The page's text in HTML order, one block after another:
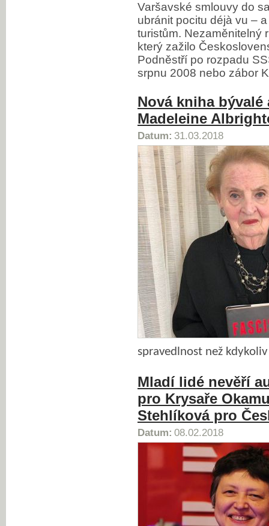
Varšavské smlouvy do
ubránit pocitu déjà vu –
turistům. Nezaměnitelný
který zažilo
Podněstří po rozpadu
srpnu 2008 nebo zábor
Nová kniha
Madeleine
Datum: 31.03.2018
spravedlnost než
Mladí lidé nevěří
pro Krysaře
Stehlíková pro
Datum: 08.02.2018